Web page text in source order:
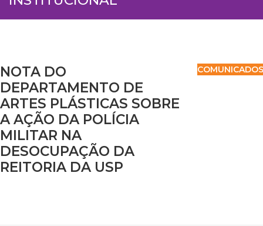
NOTA DO
DEPARTAMENTO DE
ARTES PLÁSTICAS SOBRE
A AÇÃO DA POLÍCIA
MILITAR NA
DESOCUPAÇÃO DA
REITORIA DA USP
COMUNICADOS